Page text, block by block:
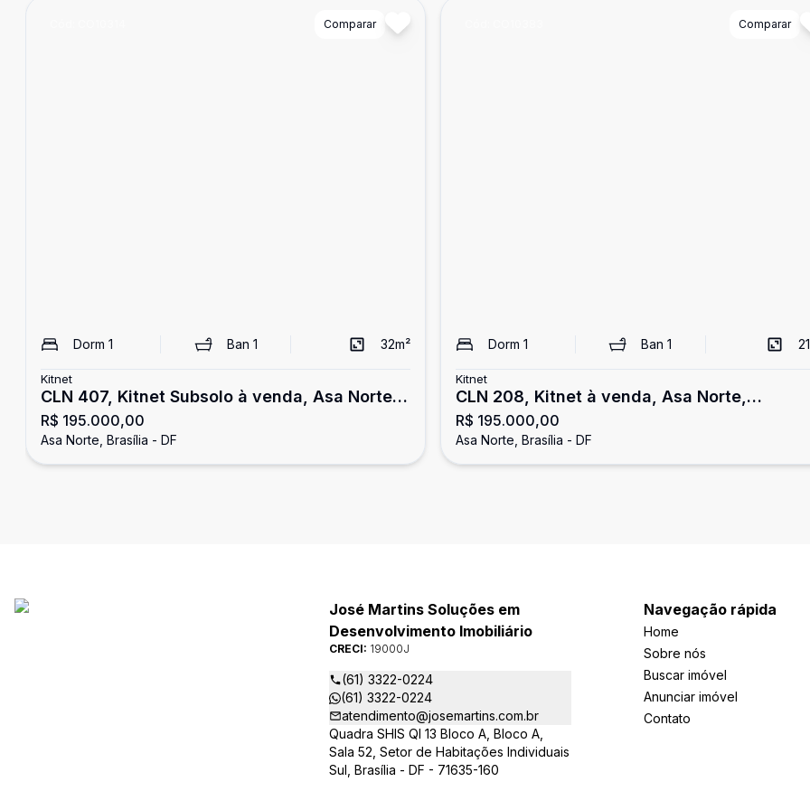
Comparar
Dorm 1 Ban 1 32m²
Kitnet
CLN 407, Kitnet Subsolo à venda, Asa Norte,
Brasília, DF
R$ 195.000,00
Asa Norte, Brasília - DF
Comparar
Dorm 1 Ban1 21
Kitnet
CLN 208, Kitnet à venda, Asa Norte,
Brasília/DF
R$ 195.000,00
Asa Norte, Brasília - DF
José Martins Soluções em
Desenvolvimento Imobiliário
CRECI: 19000J
(61) 3322-0224
(61) 3322-0224
atendimento@josemartins.com.br
Quadra SHIS QI 13 Bloco A, Bloco A,
Sala 52, Setor de Habitações Individuais
Sul, Brasília - DF - 71635-160
Navegação rápida
Home
Sobre nós
Buscar imóvel
Anunciar imóvel
Contato